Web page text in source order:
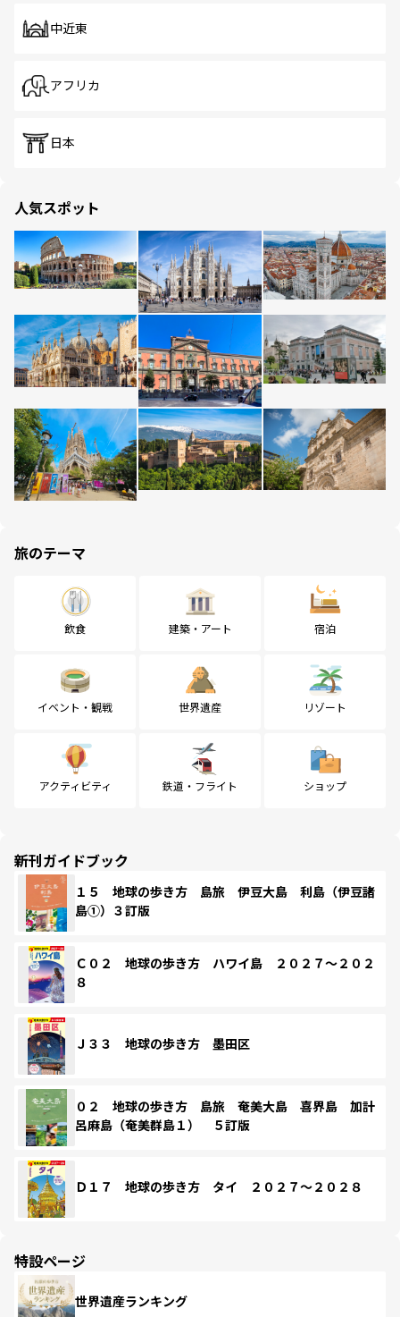
中近東
アフリカ
日本
人気スポット
旅のテーマ
飲食 建築・アート 宿泊
イベント・観戦 世界遺産 リゾート
アクティビティ 鉄道・フライト ショップ
新刊ガイドブック
１５ 地球の歩き方 島旅 伊豆大島 利島（伊豆諸
島①）３訂版
Ｃ０２ 地球の歩き方 ハワイ島 ２０２７～２０２
８
Ｊ３３ 地球の歩き方 墨田区
０２ 地球の歩き方 島旅 奄美大島 喜界島 加計
呂麻島（奄美群島１） ５訂版
Ｄ１７ 地球の歩き方 タイ ２０２７～２０２８
特設ページ
世界遺産ランキング